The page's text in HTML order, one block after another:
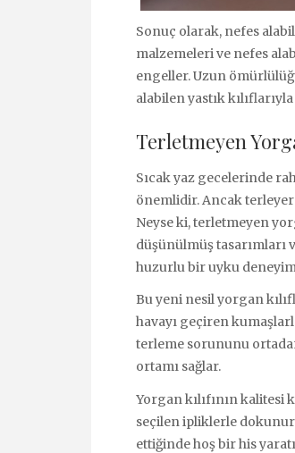
Sonuç olarak, nefes
malzemeleri ve nefes
engeller. Uzun
alabilen yastık
Terletmeyen
Sıcak yaz gecelerinde
önemlidir. Ancak
Neyse ki, terletmeyen
düşünülmüş tasarımları
huzurlu bir uyku
Bu yeni nesil yorgan
havayı geçiren
terleme sorununu
ortamı sağlar.
Yorgan kılıfının kalitesi
seçilen ipliklerle
ettiğinde hoş bir his